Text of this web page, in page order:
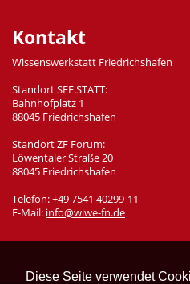
Diese Seite verwendet
Kontakt
Wissenswerkstatt Friedrichshafen
Standort SEE.STATT:
Bahnhofplatz 1
88045 Friedrichshafen
Standort ZF Forum:
Löwentaler Straße 20
88045 Friedrichshafen
Telefon: +49 7541 40299-11
E-Mail: info@wiwe-fn.de